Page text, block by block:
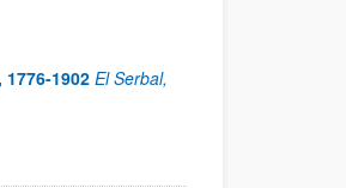
1902El Serbal,